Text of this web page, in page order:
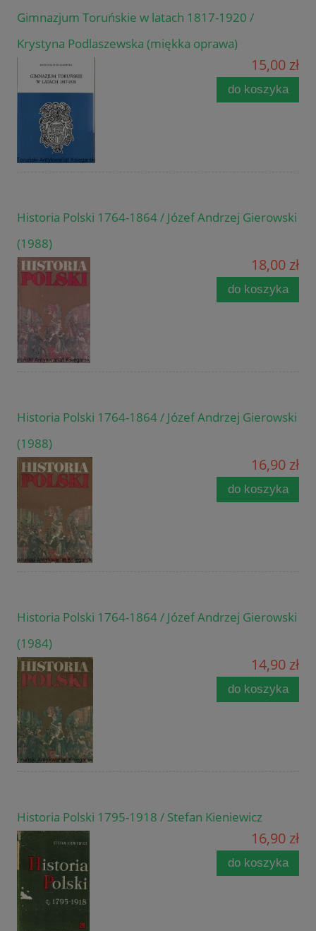
Gimnazjum Toruńskie w latach 1817-1920 /
Krystyna Podlaszewska (miękka oprawa)
15,00 zł
do koszyka
Historia Polski 1764-1864 / Józef Andrzej Gierowski
(1988)
18,00 zł
do koszyka
Historia Polski 1764-1864 / Józef Andrzej Gierowski
(1988)
16,90 zł
do koszyka
Historia Polski 1764-1864 / Józef Andrzej Gierowski
(1984)
14,90 zł
do koszyka
Historia Polski 1795-1918 / Stefan Kieniewicz
16,90 zł
do koszyka